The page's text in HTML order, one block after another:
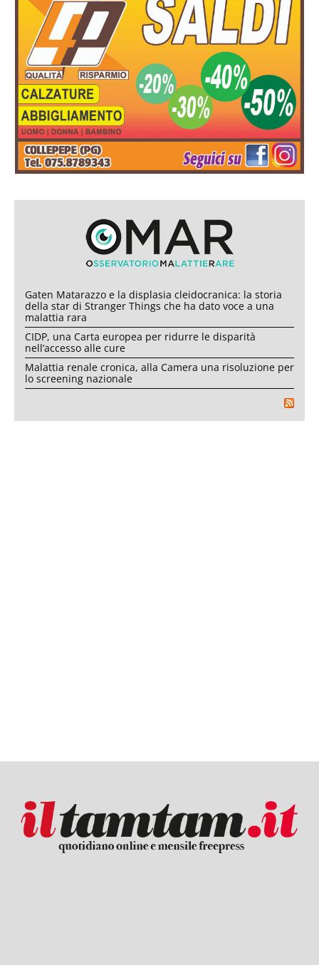
Gaten Matarazzo e la displasia cleidocranica: la storia
della star di Stranger Things che ha dato voce a una
malattia rara
CIDP, una Carta europea per ridurre le disparità
nell’accesso alle cure
Malattia renale cronica, alla Camera una risoluzione per
lo screening nazionale